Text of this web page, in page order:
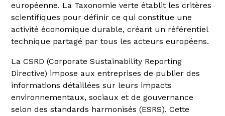
européenne. La Taxonomie verte établit les critères
scientifiques pour définir ce qui constitue une
activité économique durable, créant un référentiel
technique partagé par tous les acteurs européens.
La CSRD (Corporate Sustainability Reporting
Directive) impose aux entreprises de publier des
informations détaillées sur leurs impacts
environnementaux, sociaux et de gouvernance
selon des standards harmonisés (ESRS). Cette